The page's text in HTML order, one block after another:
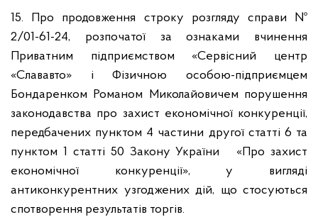
15. Про продовження строку розгляду справи №
2/01-61-24, розпочатої за ознаками вчинення
Приватним підприємством «Сервісний центр
«Слававто» і Фізичною особою-підприємцем
Бондаренком Романом Миколайовичем порушення
законодавства про захист економічної конкуренції,
передбачених пунктом 4 частини другої статті 6 та
пунктом 1 статті 50 Закону України «Про захист
економічної конкуренції», у вигляді
антиконкурентних узгоджених дій, що стосуються
спотворення результатів торгів.